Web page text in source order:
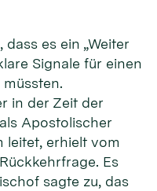
es ein „Weiter
Signale für einen
in der Zeit der
Apostolischer
leitet, erhielt vom
Es
sagte zu, das